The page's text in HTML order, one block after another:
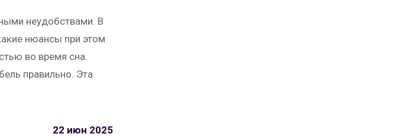
неудобствами. В
нюансы при этом
во время сна.
правильно. Эта
22 июн 2025